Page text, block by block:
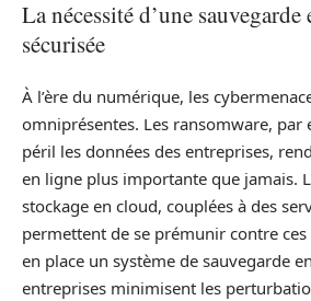
La nécessité d’une
sécurisée
À l’ère du numérique, les
omniprésentes. Les ransomware, par
péril les données des entreprises,
en ligne plus importante que jamais.
stockage en cloud, couplées à des
permettent de se prémunir contre
en place un système de sauvegarde
entreprises minimisent les